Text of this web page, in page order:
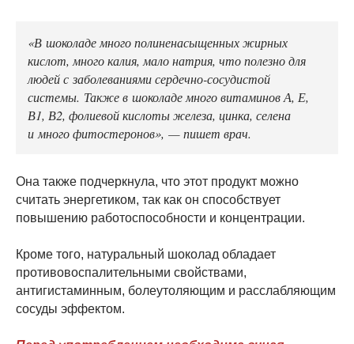
«В шоколаде много полиненасыщенных жирных
кислот, много калия, мало натрия, что полезно для
людей с заболеваниями сердечно-сосудистой
системы. Также в шоколаде много витаминов А, Е,
В1, В2, фолиевой кислоты железа, цинка, селена
и много фитостеронов», — пишет врач.
Она также подчеркнула, что этот продукт можно
считать энергетиком, так как он способствует
повышению работоспособности и концентрации.
Кроме того, натуральный шоколад обладает
противовоспалительными свойствами,
антигистаминным, болеутоляющим и расслабляющим
сосуды эффектом.